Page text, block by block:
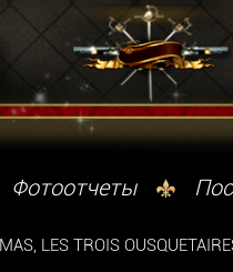
Фотоотчеты
LES TROIS